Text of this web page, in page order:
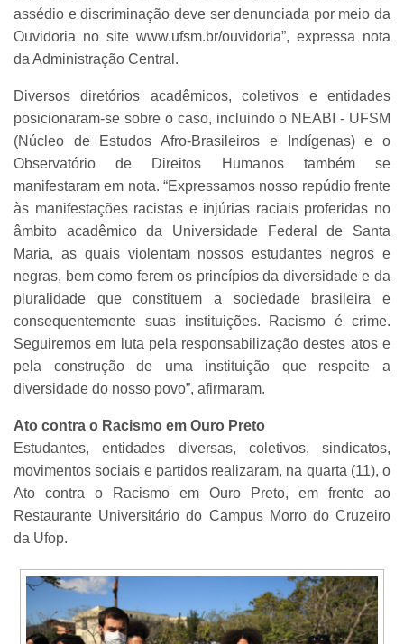
assédio e discriminação deve ser denunciada por meio da
Ouvidoria no site www.ufsm.br/ouvidoria”, expressa nota
da Administração Central.
Diversos diretórios acadêmicos, coletivos e entidades
posicionaram-se sobre o caso, incluindo o NEABI - UFSM
(Núcleo de Estudos Afro-Brasileiros e Indígenas) e o
Observatório de Direitos Humanos também se
manifestaram em nota. “Expressamos nosso repúdio frente
às manifestações racistas e injúrias raciais proferidas no
âmbito acadêmico da Universidade Federal de Santa
Maria, as quais violentam nossos estudantes negros e
negras, bem como ferem os princípios da diversidade e da
pluralidade que constituem a sociedade brasileira e
consequentemente suas instituições. Racismo é crime.
Seguiremos em luta pela responsabilização destes atos e
pela construção de uma instituição que respeite a
diversidade do nosso povo”, afirmaram.
Ato contra o Racismo em Ouro Preto
Estudantes, entidades diversas, coletivos, sindicatos,
movimentos sociais e partidos realizaram, na quarta (11), o
Ato contra o Racismo em Ouro Preto, em frente ao
Restaurante Universitário do Campus Morro do Cruzeiro
da Ufop.